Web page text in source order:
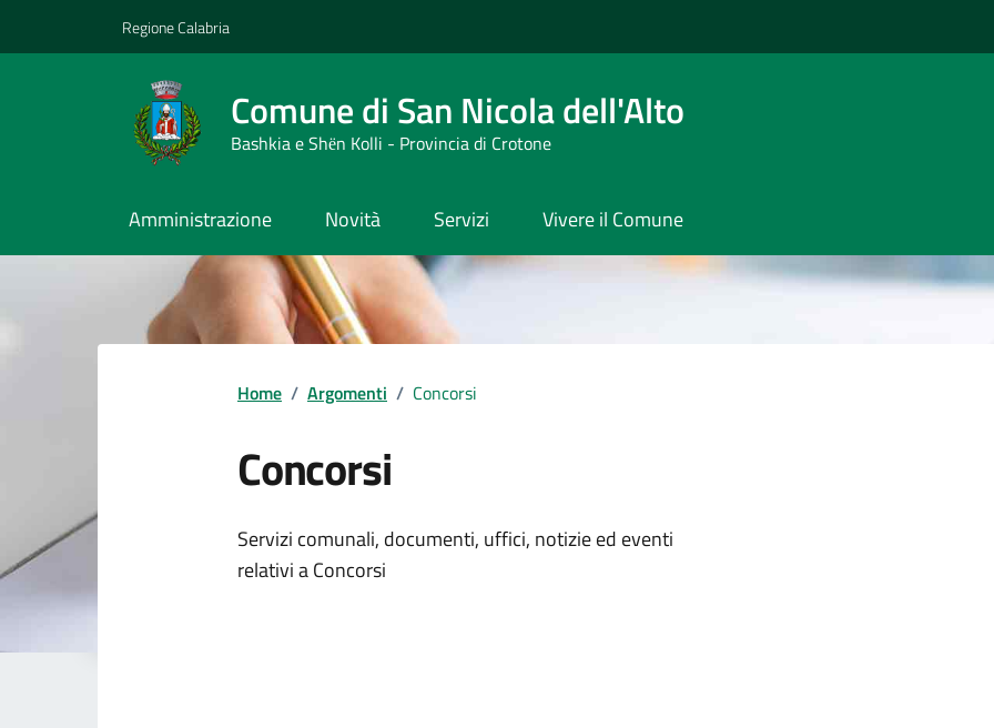
Regione Calabria
Comune di San Nicola dell'Alto
Bashkia e Shёn Kolli - Provincia di Crotone
Amministrazione Novità Servizi Vivere il Comune
Home / Argomenti / Concorsi
Concorsi
Dettagli dell'argomento
Servizi comunali, documenti, uffici, notizie ed eventi
relativi a Concorsi